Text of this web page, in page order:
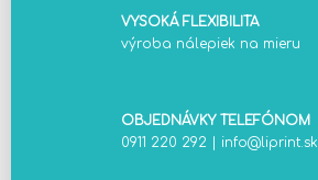
VYSOKÁ FLEXIBILITA
výroba nálepiek na mieru
OBJEDNÁVKY TELEFÓNOM
0911 220 292
info@liprint.sk